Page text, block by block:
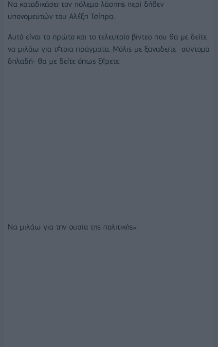
Να καταδικάσει τον πόλεμο λάσπης περί δήθεν
υπονομευτών του Αλέξη Τσίπρα.
Αυτό είναι το πρώτο και το τελευταίο βίντεο που θα με δείτε
να μιλάω για τέτοια πράγματα. Μόλις με ξαναδείτε -σύντομα
δηλαδή- θα με δείτε όπως ξέρετε.
Να μιλάω για την ουσία της πολιτικής».